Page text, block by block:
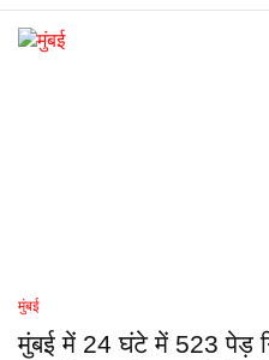
मुंबई
मुंबई में 24 घंटे में 523 पेड़